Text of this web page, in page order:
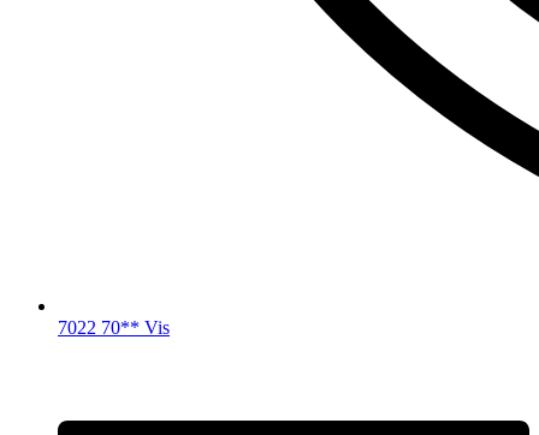
7022 70** Vis